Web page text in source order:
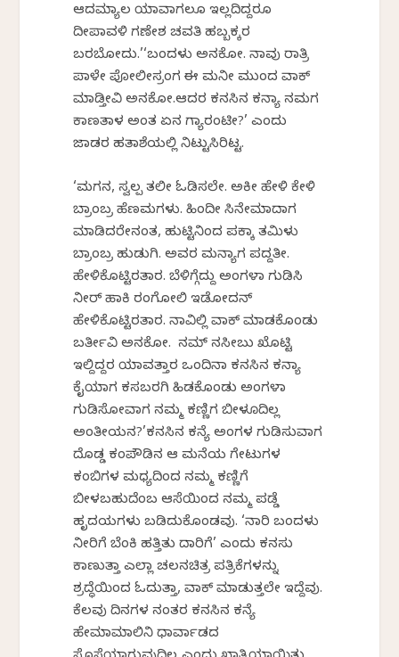
ಆದಮ್ಯಾಲ ಯಾವಾಗಲೂ ಇಲ್ಲದಿದ್ದರೂ
ದೀಪಾವಳಿ ಗಣೇಶ ಚವತಿ ಹಬ್ಬಕ್ಕರ
ಬರಬೋದು.’‘ಬಂದಳು ಅನಕೋ. ನಾವು ರಾತ್ರಿ
ಪಾಳೇ ಪೋಲೀಸ್ರಂಗ ಈ ಮನೀ ಮುಂದ ವಾಕ್
ಮಾಡ್ತೀವಿ ಅನಕೋ.ಆದರ ಕನಸಿನ ಕನ್ಯಾ ನಮಗ
ಕಾಣತಾಳ ಅಂತ ಏನ ಗ್ಯಾರಂಟೀ?’ ಎಂದು
ಜಾಡರ ಹತಾಶೆಯಲ್ಲಿ ನಿಟ್ಟುಸಿರಿಟ್ಟ.
‘ಮಗನ, ಸ್ವಲ್ಪ ತಲೀ ಓಡಿಸಲೇ. ಅಕೀ ಹೇಳಿ ಕೇಳಿ
ಬ್ರಾಂಬ್ರ ಹೆಣಮಗಳು. ಹಿಂದೀ ಸಿನೇಮಾದಾಗ
ಮಾಡಿದರೇನಂತ, ಹುಟ್ಟಿನಿಂದ ಪಕ್ಕಾ ತಮಿಳು
ಬ್ರಾಂಬ್ರ ಹುಡುಗಿ. ಅವರ ಮನ್ಯಾಗ ಪದ್ದತೀ.
ಹೇಳಿಕೊಟ್ಟಿರತಾರ. ಬೆಳಿಗ್ಗೆದ್ದು ಅಂಗಳಾ ಗುಡಿಸಿ
ನೀರ್ ಹಾಕಿ ರಂಗೋಲಿ ಇಡೋದನ್
ಹೇಳಿಕೊಟ್ಟಿರತಾರ. ನಾವಿಲ್ಲಿ ವಾಕ್ ಮಾಡಕೊಂಡು
ಬರ್ತೀವಿ ಅನಕೋ. ನಮ್ ನಸೀಬು ಖೊಟ್ಟಿ
ಇಲ್ದಿದ್ದರ ಯಾವತ್ತಾರ ಒಂದಿನಾ ಕನಸಿನ ಕನ್ಯಾ
ಕೈಯಾಗ ಕಸಬರಗಿ ಹಿಡಕೊಂಡು ಅಂಗಳಾ
ಗುಡಿಸೋವಾಗ ನಮ್ಮ ಕಣ್ಣಿಗ ಬೀಳೂದಿಲ್ಲ
ಅಂತೀಯನ?’ಕನಸಿನ ಕನ್ಯೆ ಅಂಗಳ ಗುಡಿಸುವಾಗ
ದೊಡ್ಡ ಕಂಪೌಡಿನ ಆ ಮನೆಯ ಗೇಟುಗಳ
ಕಂಬಿಗಳ ಮಧ್ಯದಿಂದ ನಮ್ಮ ಕಣ್ಣಿಗೆ
ಬೀಳಬಹುದೆಂಬ ಆಸೆಯಿಂದ ನಮ್ಮ ಪಡ್ಡೆ
ಹೃದಯಗಳು ಬಡಿದುಕೊಂಡವು. ‘ನಾರಿ ಬಂದಳು
ನೀರಿಗೆ ಬೆಂಕಿ ಹತ್ತಿತು ದಾರಿಗೆ’ ಎಂದು ಕನಸು
ಕಾಣುತ್ತಾ ಎಲ್ಲಾ ಚಲನಚಿತ್ರ ಪತ್ರಿಕೆಗಳನ್ನು
ಶ್ರದ್ಧೆಯಿಂದ ಓದುತ್ತಾ, ವಾಕ್ ಮಾಡುತ್ತಲೇ ಇದ್ದೆವು.
ಕೆಲವು ದಿನಗಳ ನಂತರ ಕನಸಿನ ಕನ್ಯೆ
ಹೇಮಾಮಾಲಿನಿ ಧಾರ್ವಾಡದ